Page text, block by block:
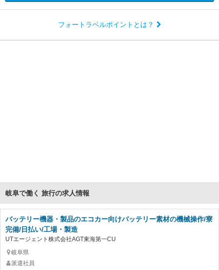
フォートラベルポイントとは？
岐阜で働く 旅行の求人情報
バッテリー機器・製品のエコカー向けバッテリー素材の機械操作/寮
完備/日払い/工場・製造
UTエージェント株式会社AGT東海第一CU
岐阜県
派遣社員